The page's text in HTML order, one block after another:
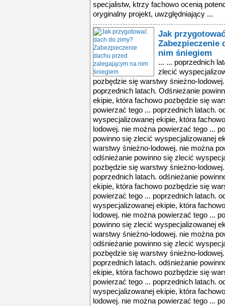
specjalistw, ktrzy fachowo ocenią
oryginalny projekt, uwzględniający ...
Jak
Zabezpieczenie
nim śniegiem
... ... poprzednich
zlecić
pozbędzie się warstwy śnieżno-
poprzednich latach. Odśnieżanie
ekipie, która fachowo pozbędzie się
powierzać tego ... poprzednich latach.
wyspecjalizowanej ekipie, która
lodowej. nie można powierzać tego ...
powinno się zlecić wyspecjalizowanej
warstwy śnieżno-lodowej. nie można
odśnieżanie powinno się zlecić
pozbędzie się warstwy śnieżno-
poprzednich latach. odśnieżanie
ekipie, która fachowo pozbędzie się
powierzać tego ... poprzednich latach.
wyspecjalizowanej ekipie, która
lodowej. nie można powierzać tego ...
powinno się zlecić wyspecjalizowanej
warstwy śnieżno-lodowej. nie można
odśnieżanie powinno się zlecić
pozbędzie się warstwy śnieżno-
poprzednich latach. odśnieżanie
ekipie, która fachowo pozbędzie się
powierzać tego ... poprzednich latach.
wyspecjalizowanej ekipie, która
lodowej. nie można powierzać tego ...